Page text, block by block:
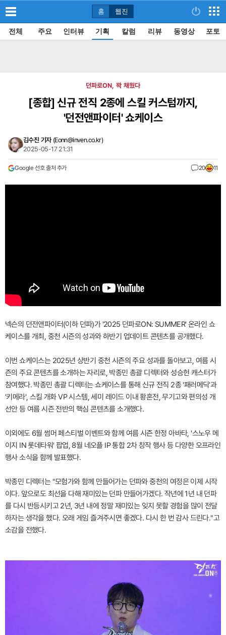
홈 웹진
전체 주요 인터뷰 기획 칼럼 리뷰 동영상 포토
던파로ON, 꽉 채웠다
[종합]신규 전직 2종에 스킬 커스텀까지,
'던전앤파이터' 쇼케이스
김수진 기자 (Eonn@inven.co.kr)
2025-05-17 21:31
Google 선호 출처 추가 20 11
넥슨의 던전앤파이터(이하 던파)가 '2025 던파로ON: SUMMER' 온라인 쇼
케이스를 개최, 중천 시즌의 성과와 하반기 업데이트 콘텐츠를 공개했다.
이번 쇼케이스는 2025년 상반기 중천 시즌의 주요 성과를 돌아보고, 여름 시
즌의 주요 콘텐츠를 소개하는 자리로, 박종민 총괄 디렉터와 성승헌 캐스터가
참여했다. 박종민 총괄 디렉터는 쇼케이스를 통해 신규 전직 2종 '패러메딕'과
'키메라', 스킬 개화 VP 시스템, 세미 레이드 이내 황혼전, 무기고와 편의성 개
선안 등 여름 시즌 전반의 핵심 콘텐츠를 소개했다.
이외에도 6월 썸머 페스티벌 이벤트와 함께 여름 시즌 한정 아바타, '스노우 메
이지 IN 롯데타워' 팝업, 8월 네오플 IP 통합 2차 창작 행사 등 다양한 오프라인
행사 소식을 함께 발표했다.
박종민 디렉터는 "모험가와 함께 만들어가는 던파와 중천의 여정은 이제 시작
이다. 앞으로도 최선을 다해 재미있는 던파 만들어가겠다. 작년에 1년 내 던파
를 다시 반등시키고 2년, 3년 내에 정말 재미있는 잊지 못할 경험을 많이 전달
하자는 생각을 했다. 오래 게임 즐겨주시면 좋겠다. 다시 한 번 감사 드린다."고
소감을 전했다.